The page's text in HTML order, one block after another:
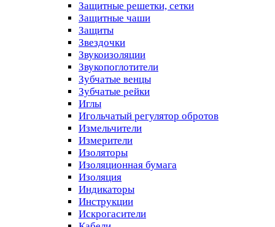
Защитные решетки, сетки
Защитные чаши
Защиты
Звездочки
Звукоизоляции
Звукопоглотители
Зубчатые венцы
Зубчатые рейки
Иглы
Игольчатый регулятор обротов
Измельчители
Измерители
Изоляторы
Изоляционная бумага
Изоляция
Индикаторы
Инструкции
Искрогасители